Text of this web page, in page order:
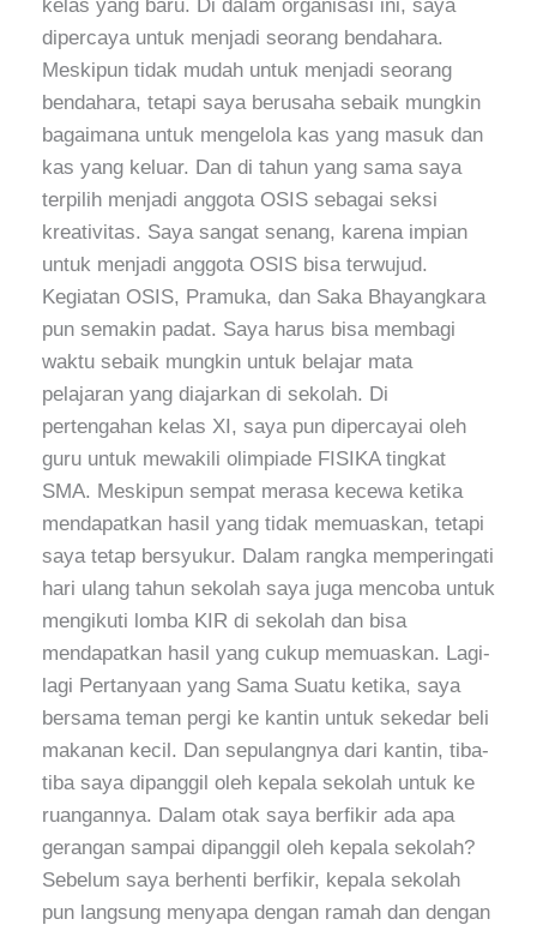
kelas yang baru. Di dalam organisasi ini, saya
dipercaya untuk menjadi seorang bendahara.
Meskipun tidak mudah untuk menjadi seorang
bendahara, tetapi saya berusaha sebaik mungkin
bagaimana untuk mengelola kas yang masuk dan
kas yang keluar. Dan di tahun yang sama saya
terpilih menjadi anggota OSIS sebagai seksi
kreativitas. Saya sangat senang, karena impian
untuk menjadi anggota OSIS bisa terwujud.
Kegiatan OSIS, Pramuka, dan Saka Bhayangkara
pun semakin padat. Saya harus bisa membagi
waktu sebaik mungkin untuk belajar mata
pelajaran yang diajarkan di sekolah. Di
pertengahan kelas XI, saya pun dipercayai oleh
guru untuk mewakili olimpiade FISIKA tingkat
SMA. Meskipun sempat merasa kecewa ketika
mendapatkan hasil yang tidak memuaskan, tetapi
saya tetap bersyukur. Dalam rangka memperingati
hari ulang tahun sekolah saya juga mencoba untuk
mengikuti lomba KIR di sekolah dan bisa
mendapatkan hasil yang cukup memuaskan. Lagi-
lagi Pertanyaan yang Sama Suatu ketika, saya
bersama teman pergi ke kantin untuk sekedar beli
makanan kecil. Dan sepulangnya dari kantin, tiba-
tiba saya dipanggil oleh kepala sekolah untuk ke
ruangannya. Dalam otak saya berfikir ada apa
gerangan sampai dipanggil oleh kepala sekolah?
Sebelum saya berhenti berfikir, kepala sekolah
pun langsung menyapa dengan ramah dan dengan